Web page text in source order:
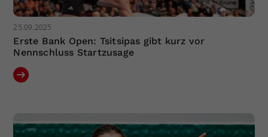
25.09.2025
Erste Bank Open: Tsitsipas gibt kurz vor
Nennschluss Startzusage